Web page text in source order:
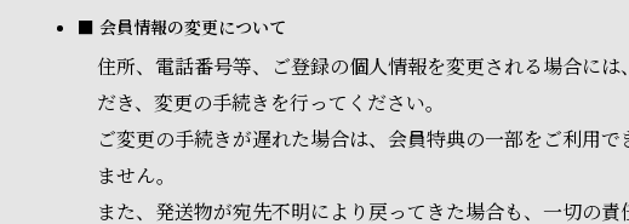
■ 会員情報の変更について
住所、電話番号等、ご登録の個人情報を変更される場合に
だき、変更の手続きを行ってください。
ご変更の手続きが遅れた場合は、会員特典の一部をご利用
ません。
また、発送物が宛先不明により戻ってきた場合も、一切の責